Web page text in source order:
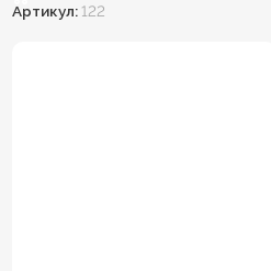
Артикул: 122